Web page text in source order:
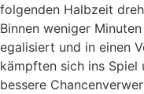
folgenden Halbzeit
Binnen weniger
egalisiert und in einen
kämpften sich ins
bessere